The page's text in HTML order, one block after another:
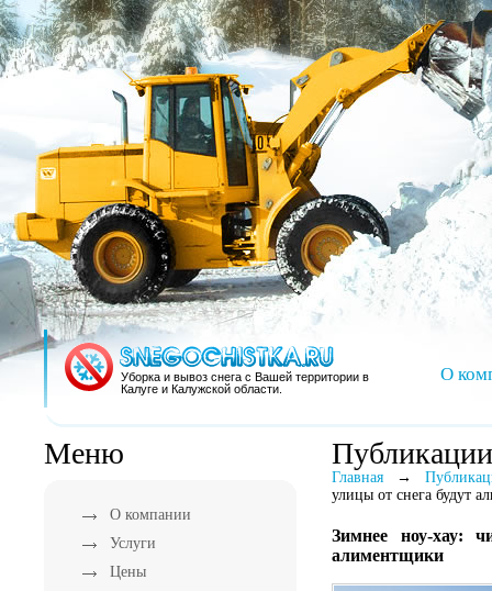
Уборка и вывоз снега с Вашей территории в
Калуге и Калужской области.
О
Меню
О компании
Услуги
Цены
Публикации
Главная →
улицы от снега будут
Зимнее ноу-хау:
алиментщики